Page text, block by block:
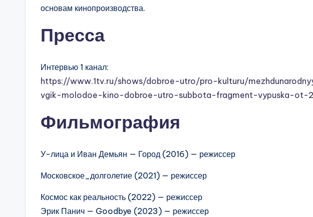
основам кинопроизводства.
Пресса
Интервью 1 канал:
https://www.1tv.ru/shows/dobroe-utro/pro-kulturu/
vgik-molodoe-kino-dobroe-utro-subbota-fragment-vypuska-ot-
Фильмография
У-лица и Иван Демьян — Город (2016) — режиссер
Московское_долголетие (2021) — режиссер
Космос как реальность (2022) — режиссер
Эрик Панич — Goodbye (2023) — режиссер